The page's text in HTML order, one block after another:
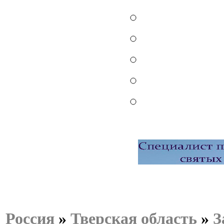
Россия » Тверская область »